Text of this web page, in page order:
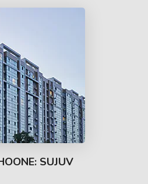
SUJUV